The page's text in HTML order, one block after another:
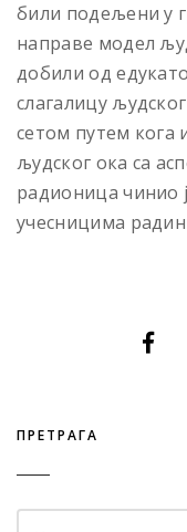
били подељени у
направе модел
добили од
слагалицу
сетом путем кога
људског ока са
радионица чинио
учесницима
ПРЕТРАГА